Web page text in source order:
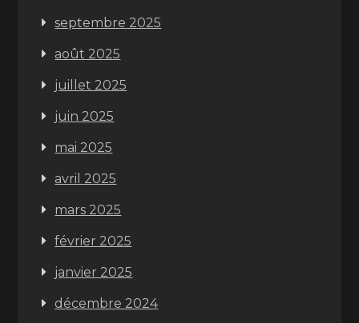
septembre 2025
août 2025
juillet 2025
juin 2025
mai 2025
avril 2025
mars 2025
février 2025
janvier 2025
décembre 2024